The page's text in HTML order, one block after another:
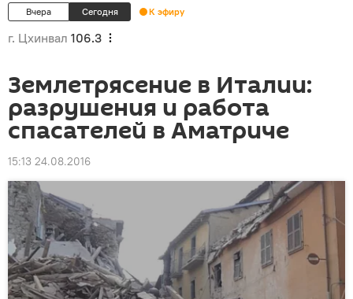
Вчера Сегодня К эфиру
г. Цхинвал 106.3
Землетрясение в Италии:
разрушения и работа
спасателей в Аматриче
15:13 24.08.2016